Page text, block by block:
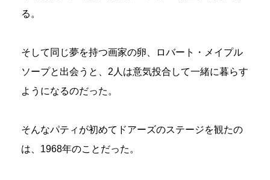
る。
そして同じ夢を持つ画家の卵、ロバート・メイプル
ソープと出会うと、2人は意気投合して一緒に暮らす
ようになるのだった。
そんなパティが初めてドアーズのステージを観たの
は、1968年のことだった。